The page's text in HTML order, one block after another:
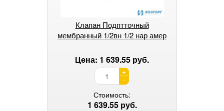
Клапан Подптточный
мембранный 1/2вн 1/2 нар амер
Цена: 1 639.55 руб.
+
-
Стоимость:
1 639.55 руб.